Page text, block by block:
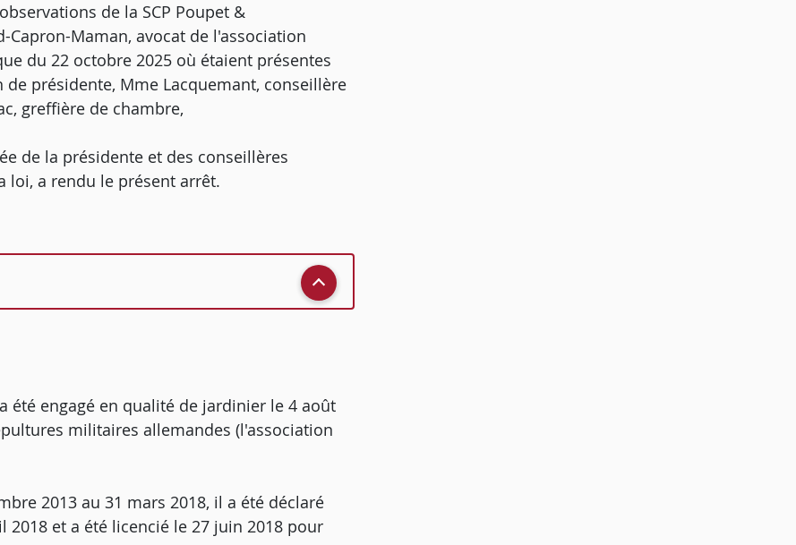
de la SCP Poupet &
Capron-Maman, avocat de l'association
du 22 octobre 2025 où étaient présentes
présidente, Mme Lacquemant, conseillère
greffière de chambre,
de la présidente et des conseillères
loi, a rendu le présent arrêt.
été engagé en qualité de jardinier le 4 août
militaires allemandes (l'association
2013 au 31 mars 2018, il a été déclaré
et a été licencié le 27 juin 2018 pour